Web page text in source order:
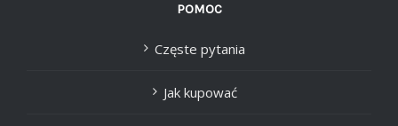
POMOC
Częste pytania
Jak kupować